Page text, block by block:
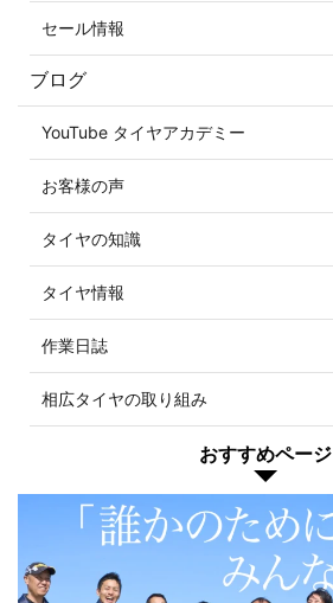
セール情報
ブログ
YouTube タイヤアカデミー
お客様の声
タイヤの知識
タイヤ情報
作業日誌
相広タイヤの取り組み
おすすめページ